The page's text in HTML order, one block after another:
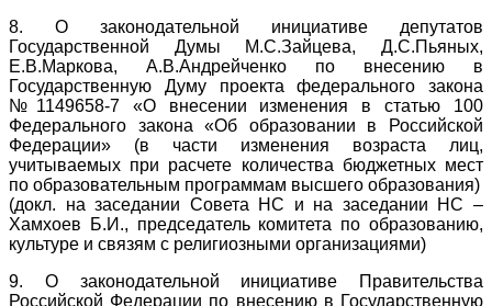
8. О законодательной инициативе депутатов
Государственной Думы М.С.Зайцева, Д.С.Пьяных,
Е.В.Маркова, А.В.Андрейченко по внесению в
Государственную Думу проекта федерального закона
№1149658-7 «О внесении изменения в статью 100
Федерального закона «Об образовании в Российской
Федерации» (в части изменения возраста лиц,
учитываемых при расчете количества бюджетных мест
по образовательным программам высшего образования)
(докл. на заседании Совета НС и на заседании НС –
Хамхоев Б.И., председатель комитета по образованию,
культуре и связям с религиозными организациями)
9. О законодательной инициативе Правительства
Российской Федерации по внесению в Государственную